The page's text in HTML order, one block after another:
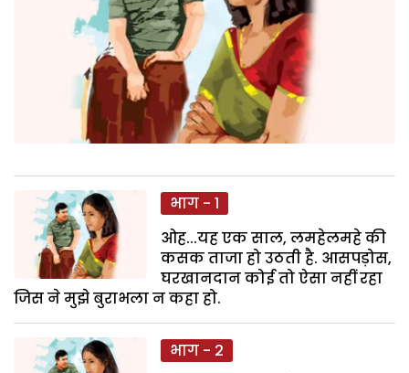
भाग - 1
ओह...यह एक साल, लमहेलमहे की
कसक ताजा हो उठती है. आसपड़ोस,
घरखानदान कोई तो ऐसा नहीं रहा
जिस ने मुझे बुराभला न कहा हो.
भाग - 2